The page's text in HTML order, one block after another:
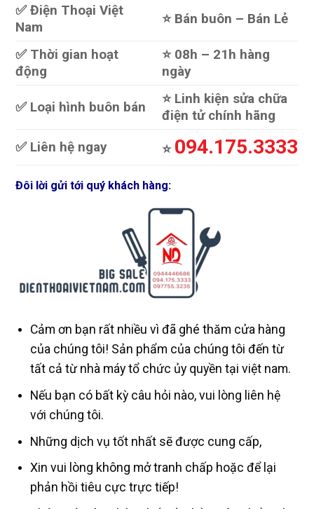
✅ Điện Thoại Việt
Nam
⭐️ Bán buôn – Bán Lẻ
✅ Thời gian hoạt
động
⭐️ 08h – 21h hàng
ngày
✅ Loại hình buôn bán
⭐️ Linh kiện sửa chữa
điện tử chính hãng
✅ Liên hệ ngay
⭐️ 094.175.3333
Đôi lời gửi tới quý khách hàng:
Cảm ơn bạn rất nhiều vì đã ghé thăm cửa hàng
của chúng tôi! Sản phẩm của chúng tôi đến từ
tất cả từ nhà máy tổ chức ủy quyền tại việt nam.
Nếu bạn có bất kỳ câu hỏi nào, vui lòng liên hệ
với chúng tôi.
Những dịch vụ tốt nhất sẽ được cung cấp,
Xin vui lòng không mở tranh chấp hoặc để lại
phản hồi tiêu cực trực tiếp!